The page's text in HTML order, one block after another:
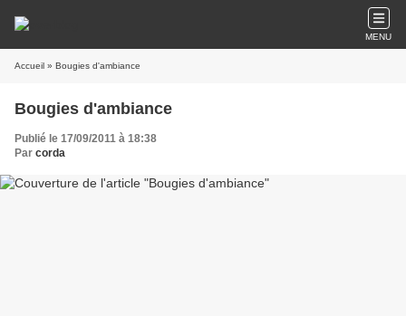
MENU
Accueil » Bougies d'ambiance
Bougies d'ambiance
Publié le 17/09/2011 à 18:38
Par corda